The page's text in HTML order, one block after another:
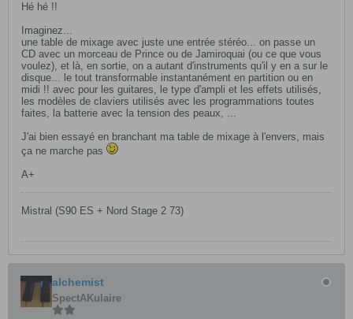
Hé hé !!
Imaginez...
une table de mixage avec juste une entrée stéréo... on passe un
CD avec un morceau de Prince ou de Jamiroquai (ou ce que vous
voulez), et là, en sortie, on a autant d'instruments qu'il y en a sur le
disque... le tout transformable instantanément en partition ou en
midi !! avec pour les guitares, le type d'ampli et les effets utilisés,
les modèles de claviers utilisés avec les programmations toutes
faites, la batterie avec la tension des peaux, ...
J'ai bien essayé en branchant ma table de mixage à l'envers, mais
ça ne marche pas
A+
Mistral (S90 ES + Nord Stage 2 73)
alchemist
SpectAKulaire